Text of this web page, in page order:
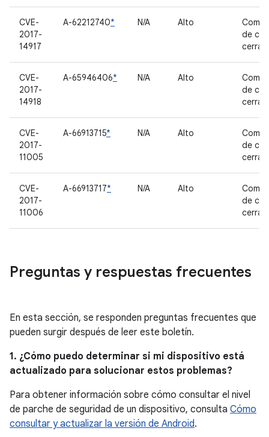
CVE-
2017-
14917
A-62212740* N/A Alto
de
CVE-
2017-
14918
A-65946406* N/A Alto
de
CVE-
2017-
11005
A-66913715* N/A Alto
de
CVE-
2017-
11006
A-66913717* N/A Alto
de
Preguntas y respuestas frecuentes
En esta sección, se responden preguntas frecuentes que
pueden surgir después de leer este boletín.
1. ¿Cómo puedo determinar si mi dispositivo está
actualizado para solucionar estos problemas?
Para obtener información sobre cómo consultar el nivel
de parche de seguridad de un dispositivo, consulta Cómo
consultar y actualizar la versión de Android.